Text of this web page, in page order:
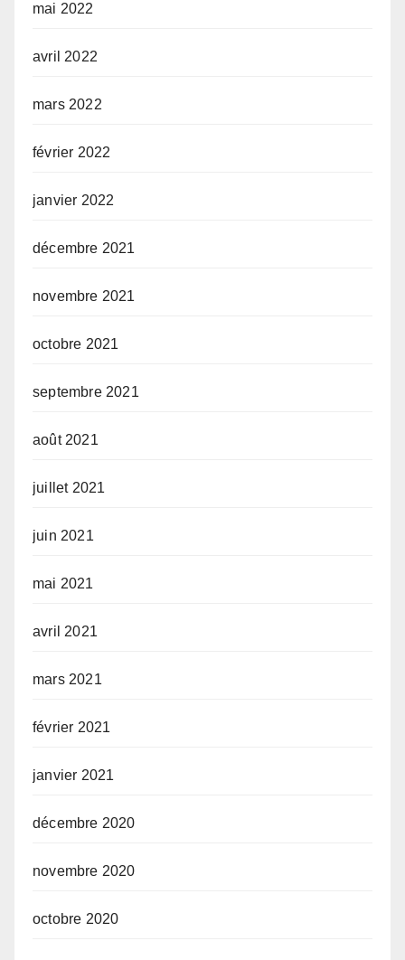
mai 2022
avril 2022
mars 2022
février 2022
janvier 2022
décembre 2021
novembre 2021
octobre 2021
septembre 2021
août 2021
juillet 2021
juin 2021
mai 2021
avril 2021
mars 2021
février 2021
janvier 2021
décembre 2020
novembre 2020
octobre 2020